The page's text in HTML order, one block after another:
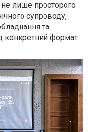
не лише просторого
супроводу,
та
конкретний формат